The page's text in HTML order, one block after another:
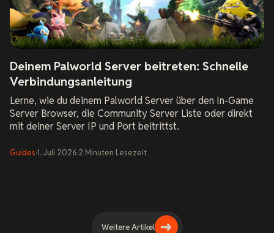
Deinem Palworld Server beitreten: Schnelle
Verbindungsanleitung
Lerne, wie du deinem Palworld Server über den In-Game
Server Browser, die Community Server Liste oder direkt
mit deiner Server IP und Port beitrittst.
Guides·1. Juli 2026·2 Minuten Lesezeit
Weitere Artikel